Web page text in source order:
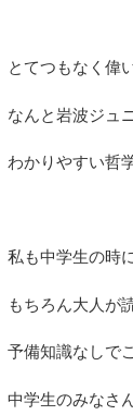
とてつもなく偉
なんと岩波ジュ
わかりやすい哲
私も中学生の時
もちろん大人が
予備知識なしで
中学生のみなさ